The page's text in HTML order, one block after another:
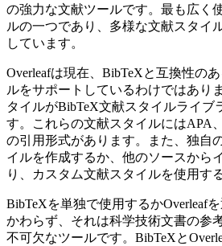
の強力な文献ツールです。最も広く
ルの一つであり、多様な文献スタイ
しています。
Overleafは現在、BibTeXと互換性の
ルをサポートしているわけではあり
タイルがBibTeX文献スタイルライブ
す。これらの文献スタイルにはAPA
の引用形式があります。また、独自
イルを作成するか、他のソースから
り、カスタム文献スタイルを使用す
BibTeXを単独で使用するかOverleaf
かわらず、それは科学技術文書の参
不可欠なツールです。BibTeXと